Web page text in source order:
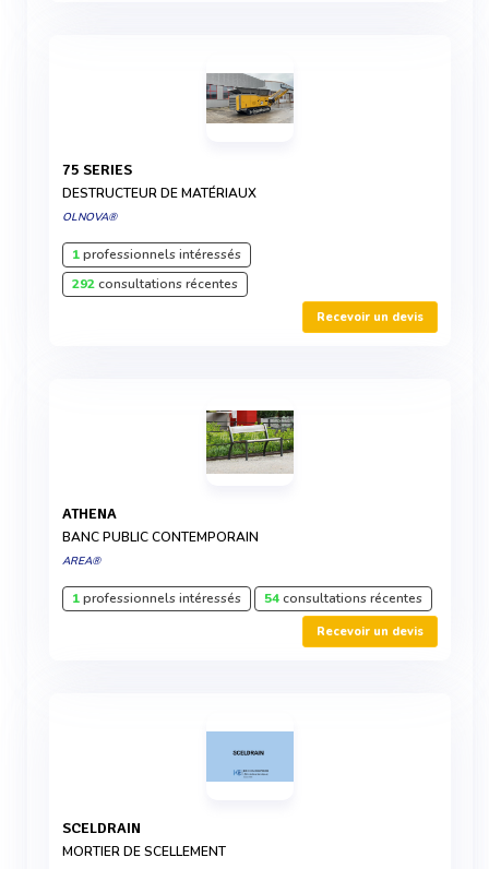
75 SERIES
DESTRUCTEUR DE MATÉRIAUX
OLNOVA®
1professionnels intéressés
292consultations récentes
Recevoir un devis
ATHENA
BANC PUBLIC CONTEMPORAIN
AREA®
1professionnels intéressés 54consultations récentes
Recevoir un devis
SCELDRAIN
MORTIER DE SCELLEMENT